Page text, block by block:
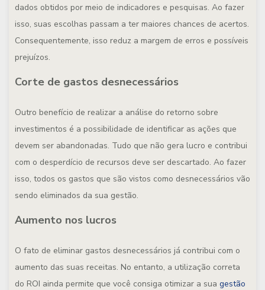
dados obtidos por meio de indicadores e pesquisas. Ao fazer
isso, suas escolhas passam a ter maiores chances de acertos.
Consequentemente, isso reduz a margem de erros e possíveis
prejuízos.
Corte de gastos desnecessários
Outro benefício de realizar a análise do retorno sobre
investimentos é a possibilidade de identificar as ações que
devem ser abandonadas. Tudo que não gera lucro e contribui
com o desperdício de recursos deve ser descartado. Ao fazer
isso, todos os gastos que são vistos como desnecessários vão
sendo eliminados da sua gestão.
Aumento nos lucros
O fato de eliminar gastos desnecessários já contribui com o
aumento das suas receitas. No entanto, a utilização correta
do ROI ainda permite que você consiga otimizar a sua gestão